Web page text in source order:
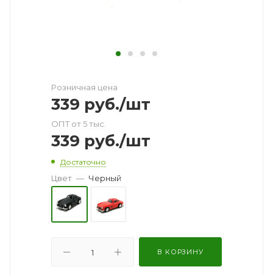
Розничная цена
339 руб./шт
ОПТ от 5 тыс.
339 руб./шт
Достаточно
Цвет — Черный
В КОРЗИНУ